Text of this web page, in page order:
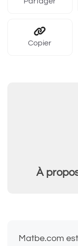
Copier
À
Matbe.com